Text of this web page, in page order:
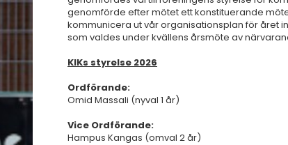
genomförde efter mötet ett konstituerande
kommunicera ut vår organisationsplan för året
som valdes under kvällens årsmöte av
KIKs styrelse 2026
Ordförande:
Omid Massali (nyval 1 år)
Vice Ordförande:
Hampus Kangas (omval 2 år)